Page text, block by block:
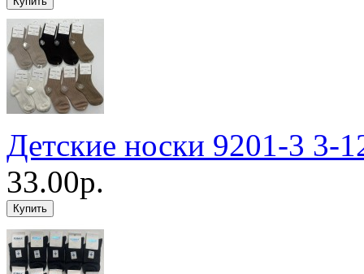
Детские носки 9201-3 3-
33.00р.